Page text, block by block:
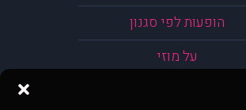
הופעות לפי סגנון
על מוזי